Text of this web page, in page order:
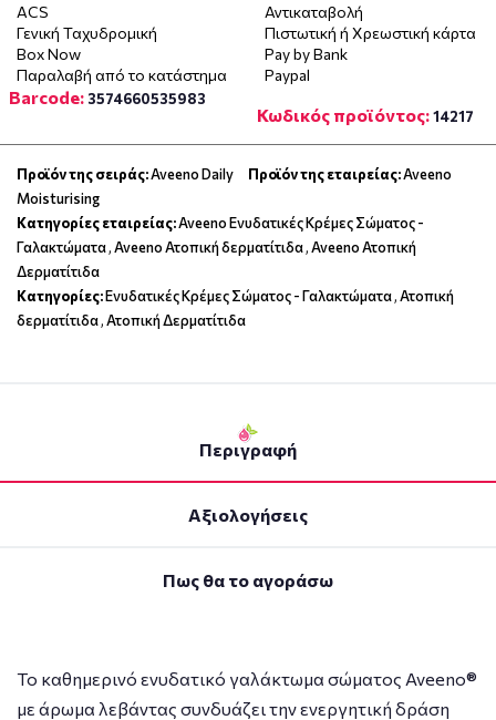
ACS
Γενική Ταχυδρομική
Box Now
Παραλαβή από το κατάστημα
Αντικαταβολή
Πιστωτική ή Χρεωστική κάρτα
Pay by Bank
Paypal
Barcode: 3574660535983
Κωδικός προϊόντος:14217
Προϊόν της σειράς:Aveeno Daily
Moisturising
Προϊόν της εταιρείας:Aveeno
Κατηγορίες εταιρείας:Aveeno Ενυδατικές Κρέμες Σώματος -
Γαλακτώματα,Aveeno Ατοπική δερματίτιδα,Aveeno Ατοπική
Δερματίτιδα
Κατηγορίες:Ενυδατικές Κρέμες Σώματος - Γαλακτώματα,Ατοπική
δερματίτιδα,Ατοπική Δερματίτιδα
Περιγραφή
Αξιολογήσεις
Πως θα το αγοράσω
Το καθημερινό ενυδατικό γαλάκτωμα σώματος Aveeno®
με άρωμα λεβάντας συνδυάζει την ενεργητική δράση